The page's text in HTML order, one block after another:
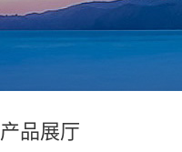
产品展厅